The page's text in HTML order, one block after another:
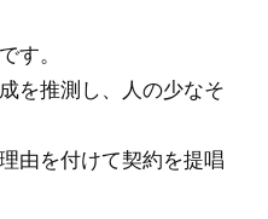
す。
を推測し、人の少なそ
由を付けて契約を提唱